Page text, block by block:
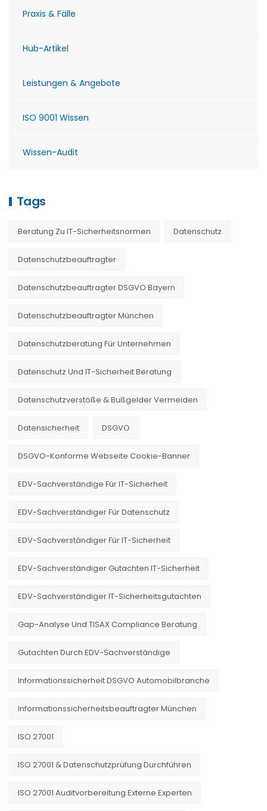
Praxis & Fälle
Hub-Artikel
Leistungen & Angebote
ISO 9001 Wissen
Wissen-Audit
Tags
Beratung Zu IT-Sicherheitsnormen Datenschutz
Datenschutzbeauftragter
Datenschutzbeauftragter DSGVO Bayern
Datenschutzbeauftragter München
Datenschutzberatung Für Unternehmen
Datenschutz Und IT-Sicherheit Beratung
Datenschutzverstöße & Bußgelder Vermeiden
Datensicherheit DSGVO
DSGVO-Konforme Webseite Cookie-Banner
EDV-Sachverständige Für IT-Sicherheit
EDV-Sachverständiger Für Datenschutz
EDV-Sachverständiger Für IT-Sicherheit
EDV-Sachverständiger Gutachten IT-Sicherheit
EDV-Sachverständiger IT-Sicherheitsgutachten
Gap-Analyse Und TISAX Compliance Beratung
Gutachten Durch EDV-Sachverständige
Informationssicherheit DSGVO Automobilbranche
Informationssicherheitsbeauftragter München
ISO 27001
ISO 27001 & Datenschutzprüfung Durchführen
ISO 27001 Auditvorbereitung Externe Experten